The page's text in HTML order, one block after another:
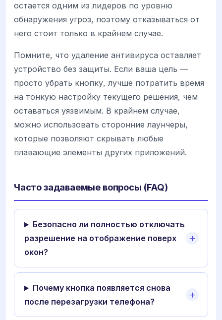
остается одним из лидеров по уровню
обнаружения угроз, поэтому отказываться от
него стоит только в крайнем случае.
Помните, что удаление антивируса оставляет
устройство без защиты. Если ваша цель —
просто убрать кнопку, лучше потратить время
на тонкую настройку текущего решения, чем
оставаться уязвимым. В крайнем случае,
можно использовать сторонние лаунчеры,
которые позволяют скрывать любые
плавающие элементы других приложений.
Часто задаваемые вопросы (FAQ)
Безопасно ли полностью отключать
разрешение на отображение поверх
окон?
Почему кнопка появляется снова
после перезагрузки телефона?